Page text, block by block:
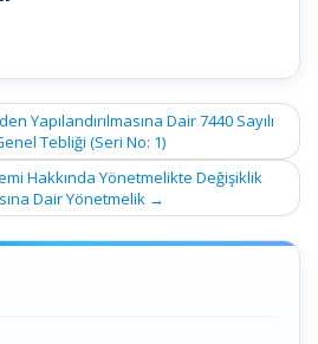
Yapılandırılmasına Dair 7440 Sayılı
Tebliği (Seri No: 1)
Hakkında Yönetmelikte Değişiklik
Dair Yönetmelik →